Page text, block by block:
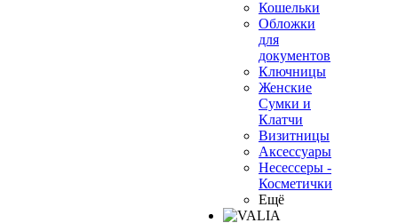
Кошельки
Обложки
для
документов
Ключницы
Женские
Сумки и
Клатчи
Визитницы
Аксессуары
Несессеры -
Косметички
Ещё